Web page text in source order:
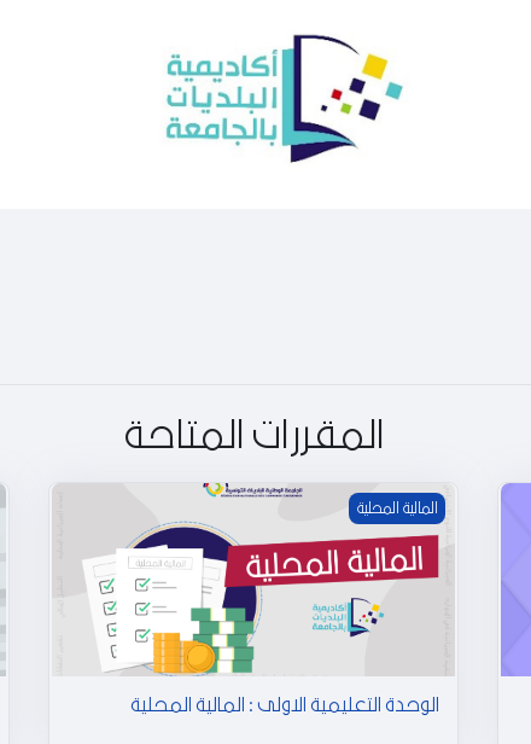
غ
ي
ي
ي
و
المقررات المتاحة
الوحدة التعليمية الاولى : المالية المحلية
المالية المحلية
الوحدة التعليمية الاولى : المالية المحلية